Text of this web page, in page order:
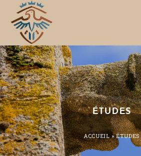
ÉTUDES
ACCUEIL»ÉTUDES